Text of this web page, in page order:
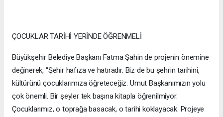
ÇOCUKLAR TARİHİ YERİNDE ÖĞRENMELİ
Büyükşehir Belediye Başkanı Fatma Şahin de projenin önemine
değinerek, “Şehir hafıza ve hatıradır. Biz de bu şehrin tarihini,
kültürünü çocuklarımıza öğreteceğiz. Umut Başkanımızın yolu
çok önemli. Bir şeyler tek başına kitapla öğrenilmiyor.
Çocuklarımız, o toprağa basacak, o tarihi koklayacak. Projeye